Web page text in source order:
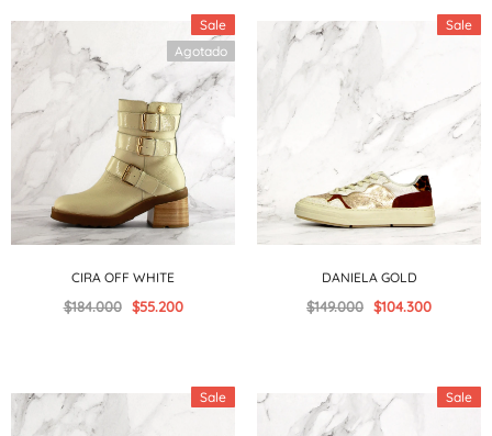
Sale
Agotado
CIRA OFF WHITE
$184.000 $55.200
Sale
DANIELA GOLD
$149.000 $104.300
Sale Sale